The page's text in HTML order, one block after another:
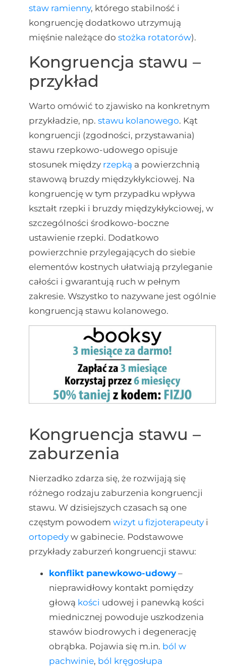
staw ramienny, którego stabilność i
kongruencję dodatkowo utrzymują
mięśnie należące do stożka rotatorów).
Kongruencja stawu –
przykład
Warto omówić to zjawisko na konkretnym
przykładzie, np. stawu kolanowego. Kąt
kongruencji (zgodności, przystawania)
stawu rzepkowo-udowego opisuje
stosunek między rzepką a powierzchnią
stawową bruzdy międzykłykciowej. Na
kongruencję w tym przypadku wpływa
kształt rzepki i bruzdy międzykłykciowej, w
szczególności środkowo-boczne
ustawienie rzepki. Dodatkowo
powierzchnie przylegających do siebie
elementów kostnych ułatwiają przyleganie
całości i gwarantują ruch w pełnym
zakresie. Wszystko to nazywane jest ogólnie
kongruencją stawu kolanowego.
Kongruencja stawu –
zaburzenia
Nierzadko zdarza się, że rozwijają się
różnego rodzaju zaburzenia kongruencji
stawu. W dzisiejszych czasach są one
częstym powodem wizyt u fizjoterapeutyi
ortopedyw gabinecie. Podstawowe
przykłady zaburzeń kongruencji stawu:
konflikt panewkowo-udowy–
nieprawidłowy kontakt pomiędzy
głową kości udowej i panewką kości
miednicznej powoduje uszkodzenia
stawów biodrowych i degenerację
obrąbka. Pojawia się m.in. ból w
pachwinie, ból kręgosłupa